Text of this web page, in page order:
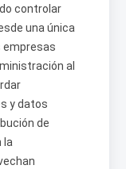
controlar
una única
empresas
al
y datos
de
la